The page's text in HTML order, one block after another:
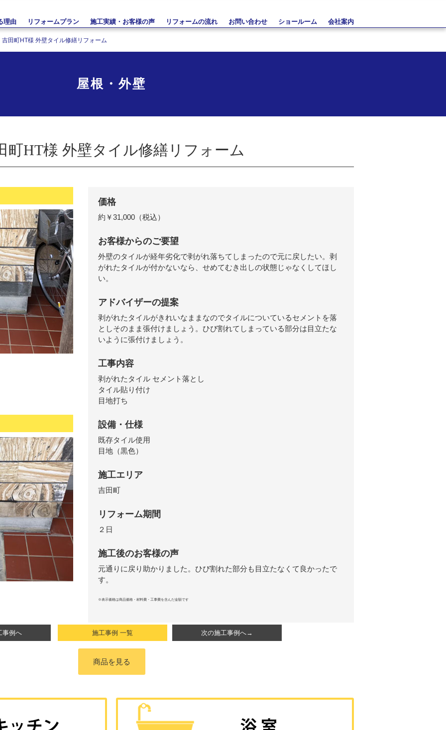
理由 リフォームプラン 施工実績・お客様の声 リフォームの流れ お問い合わせ ショールーム 会社案内
吉田町HT様 外壁タイル修繕リフォーム
屋根・外壁
町HT様 外壁タイル修繕リフォーム
価格
約￥31,000（税込）
お客様からのご要望
外壁のタイルが経年劣化で剥がれ落ちてしまったので元に戻したい。剥
がれたタイルが付かないなら、せめてむき出しの状態じゃなくしてほし
い。
アドバイザーの提案
剥がれたタイルがきれいなままなのでタイルについているセメントを落
としそのまま張付けましょう。ひび割れてしまっている部分は目立たな
いように張付けましょう。
工事内容
剥がれたタイル セメント落とし
タイル貼り付け
目地打ち
設備・仕様
既存タイル使用
目地（黒色）
施工エリア
吉田町
リフォーム期間
２日
施工後のお客様の声
元通りに戻り助かりました。ひび割れた部分も目立たなくて良かったで
す。
※表示価格は商品価格・材料費・工事費を含んだ金額です
例へ 施工事例 一覧 次の施工事例へ→
商品を見る